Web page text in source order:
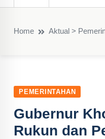
Home Aktual >
PEMERINTAHAN
Gubernur
Rukun dan